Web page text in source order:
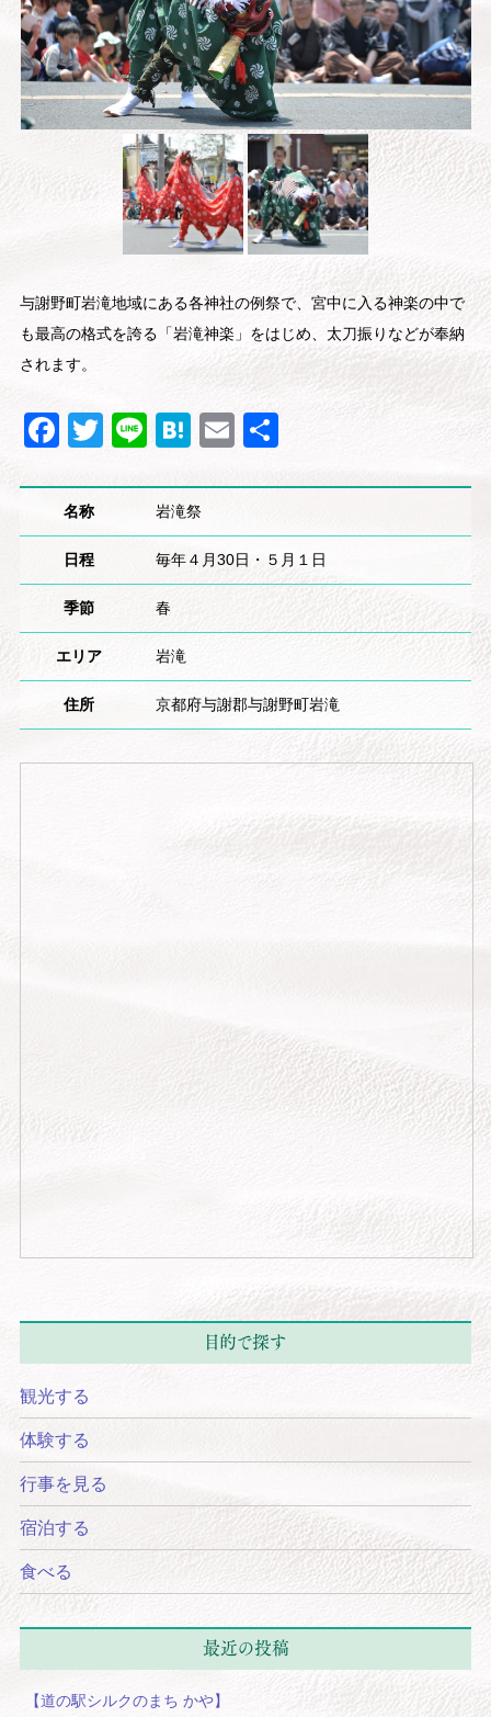
与謝野町岩滝地域にある各神社の例祭で、宮中に入る神楽の中で
も最高の格式を誇る「岩滝神楽」をはじめ、太刀振りなどが奉納
されます。
Facebook
Twitter
LineHatena
Email
名称 岩滝祭
日程 毎年４月30日・５月１日
季節 春
エリア 岩滝
住所 京都府与謝郡与謝野町岩滝
目的で探す
観光する
体験する
行事を見る
宿泊する
食べる
最近の投稿
【道の駅シルクのまち かや】